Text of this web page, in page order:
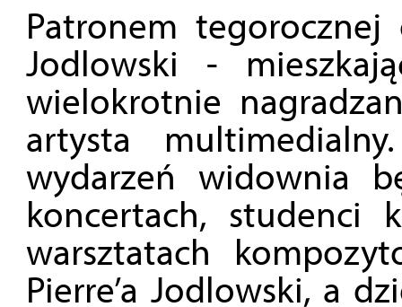
Patronem
Jodlowski -
wielokrotnie
artysta
wydarzeń widownia
koncertach, studenci
warsztatach
Pierre’a Jodlowski, a